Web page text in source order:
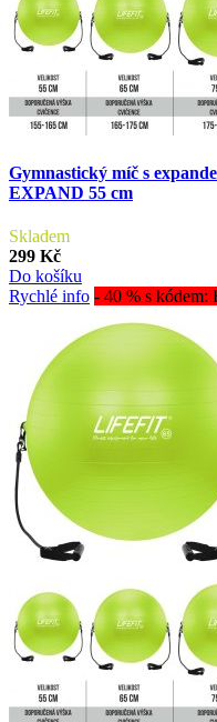
Gymnastický míč s
EXPAND 55 cm
Skladem
299 Kč
Do košíku
Rychlé info - 40 % s kódem: